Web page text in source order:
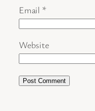
Email *
Website